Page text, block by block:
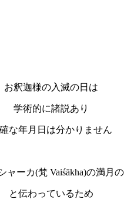
お釈迦様の入滅の日は
学術的に諸説あり
な年月日は分かりません
ャーカ(梵 Vaiśākha)の満月の
と伝わっているため